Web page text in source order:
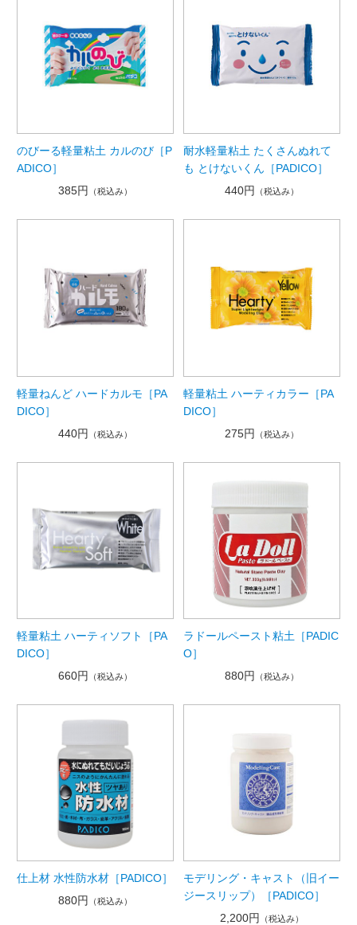
のびーる軽量粘土 カルのび［P
ADICO］
385円
（税込み）
耐水軽量粘土 たくさんぬれて
も とけないくん［PADICO］
440円
（税込み）
軽量ねんど ハードカルモ［PA
DICO］
440円 （税込み）
軽量粘土 ハーティカラー［PA
DICO］
275円
（税込み）
軽量粘土 ハーティソフト［PA
DICO］
660円
（税込み）
ラドールペースト粘土［PADIC
O］
880円
（税込み）
仕上材 水性防水材［PADICO］
880円
（税込み）
モデリング・キャスト（旧イー
ジースリップ）［PADICO］
2,200円
（税込み）